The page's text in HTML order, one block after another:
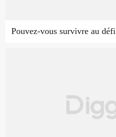
Pouvez-vous survivre au